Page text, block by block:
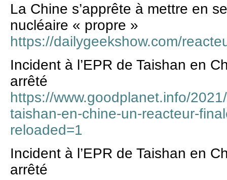
La Chine s’apprête à mettre en
nucléaire « propre »
https://dailygeekshow.com/
Incident à l’EPR de Taishan en
arrêté
https://www.goodplanet.info/
taishan-en-chine-un-reacteur-
reloaded=1
Incident à l’EPR de Taishan en
arrêté